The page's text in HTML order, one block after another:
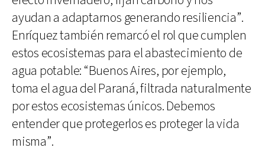
ayudan a adaptarnos generando resiliencia”.
Enríquez también remarcó el rol que cumplen
estos ecosistemas para el abastecimiento de
agua potable: “Buenos Aires, por ejemplo,
toma el agua del Paraná, filtrada naturalmente
por estos ecosistemas únicos. Debemos
entender que protegerlos es proteger la vida
misma”.